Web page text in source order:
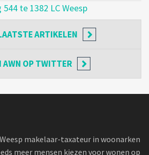
te 1382 LC Weesp
ARTIKELEN
AWN OP TWITTER
Weesp makelaar-taxateur in woonarken
meer mensen kiezen voor wonen op